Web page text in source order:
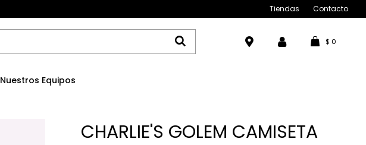
Nuestros Equipos
$ 0
Tiendas Contacto
CHARLIE'S GOLEM CAMISETA